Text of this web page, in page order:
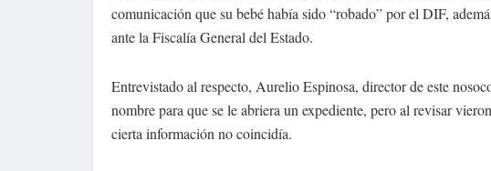
comunicación que su bebé había sido “robado” por el DIF,
ante la Fiscalía General del Estado.
Entrevistado al respecto, Aurelio Espinosa, director de este
nombre para que se le abriera un expediente, pero al revisar
cierta información no coincidía.